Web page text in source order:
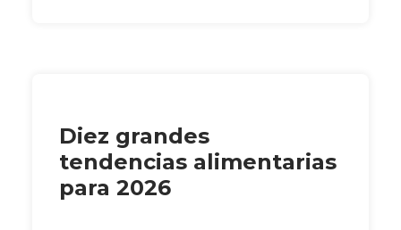
Diez grandes
tendencias alimentarias
para 2026